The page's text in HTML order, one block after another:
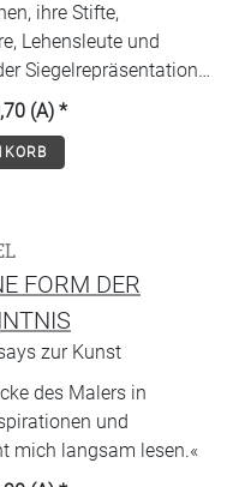
ihre Stifte,
Lehensleute und
Siegelrepräsentation
Jahrhundert
(A) *
FORM DER
zur Kunst
des Malers in
und
mich langsam lesen.«